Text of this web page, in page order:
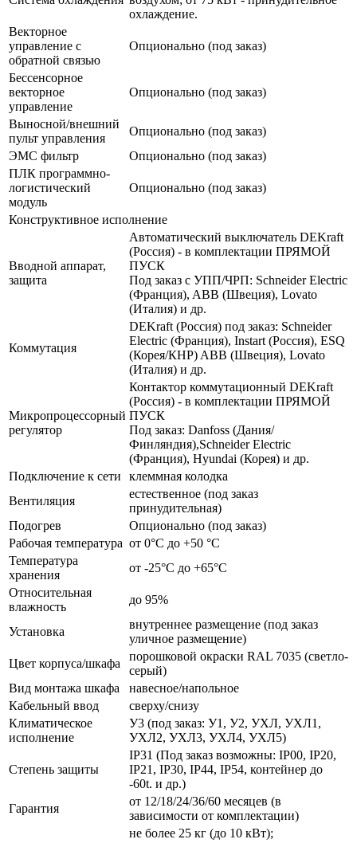
охлаждение.
Векторное
управление с
обратной связью
Опционально (под заказ)
Бессенсорное
векторное
управление
Опционально (под заказ)
Выносной/внешний
пульт управления
Опционально (под заказ)
ЭМС фильтр
Опционально (под заказ)
ПЛК программно-
логистический
модуль
Опционально (под заказ)
Конструктивное исполнение
Вводной аппарат,
защита
Автоматический выключатель DEKraft
(Россия) - в комплектации ПРЯМОЙ
ПУСК
Под заказ с УПП/ЧРП: Schneider Electric
(Франция), ABB (Швеция), Lovato
(Италия) и др.
Коммутация
DEKraft (Россия) под заказ: Schneider
Electric (Франция), Instart (Россия), ESQ
(Корея/КНР) ABB (Швеция), Lovato
(Италия) и др.
Микропроцессорный
регулятор
Контактор коммутационный DEKraft
(Россия) - в комплектации ПРЯМОЙ
ПУСК
Под заказ: Danfoss (Дания/
Финляндия),Schneider Electric
(Франция), Hyundai (Корея) и др.
Подключение к сети
клеммная колодка
Вентиляция
естественное (под заказ
принудительная)
Подогрев
Опционально (под заказ)
Рабочая температура от 0°C до +50 °C
Температура
хранения
от -25°C до +65°C
Относительная
влажность
до 95%
Установка
внутреннее размещение (под заказ
уличное размещение)
Цвет корпуса/шкафа
порошковой окраски RAL 7035 (светло-
серый)
Вид монтажа шкафа
навесное/напольное
Кабельный ввод
сверху/снизу
Климатическое
исполнение
У3 (под заказ: У1, У2, УХЛ, УХЛ1,
УХЛ2, УХЛ3, УХЛ4, УХЛ5)
Степень защиты
IP31 (Под заказ возможны: IP00, IP20,
IP21, IP30, IP44, IP54, контейнер до
-60t. и др.)
Гарантия
от 12/18/24/36/60 месяцев (в
зависимости от комплектации)
не более 25 кг (до 10 кВт);